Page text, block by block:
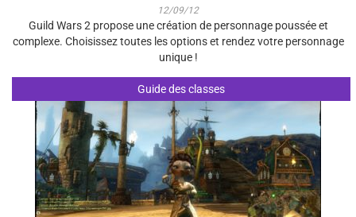
12/09/12
Guild Wars 2 propose une création de personnage poussée et
complexe. Choisissez toutes les options et rendez votre personnage
unique !
Guide des classes